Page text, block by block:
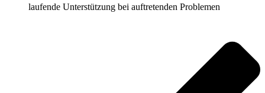
laufende Unterstützung bei auftretenden Problemen